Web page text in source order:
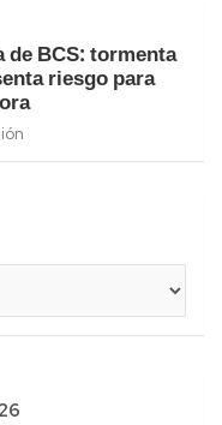
de BCS: tormenta
riesgo para